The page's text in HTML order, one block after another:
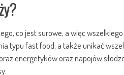
co jest surowe, a więc
typu fast food, a także unikać
energetyków oraz napojów